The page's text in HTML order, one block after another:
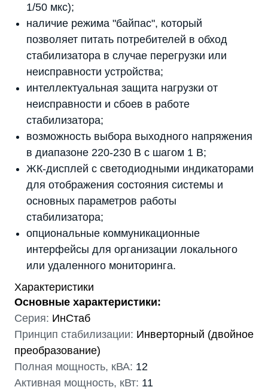
1/50 мкс);
наличие режима "байпас", который
позволяет питать потребителей в обход
стабилизатора в случае перегрузки или
неисправности устройства;
интеллектуальная защита нагрузки от
неисправности и сбоев в работе
стабилизатора;
возможность выбора выходного напряжения
в диапазоне 220-230 В с шагом 1 В;
ЖК-дисплей с светодиодными индикаторами
для отображения состояния системы и
основных параметров работы
стабилизатора;
опциональные коммуникационные
интерфейсы для организации локального
или удаленного мониторинга.
Характеристики
Основные характеристики:
Серия: ИнСтаб
Принцип стабилизации: Инверторный (двойное
преобразование)
Полная мощность, кВА: 12
Активная мощность, кВт: 11